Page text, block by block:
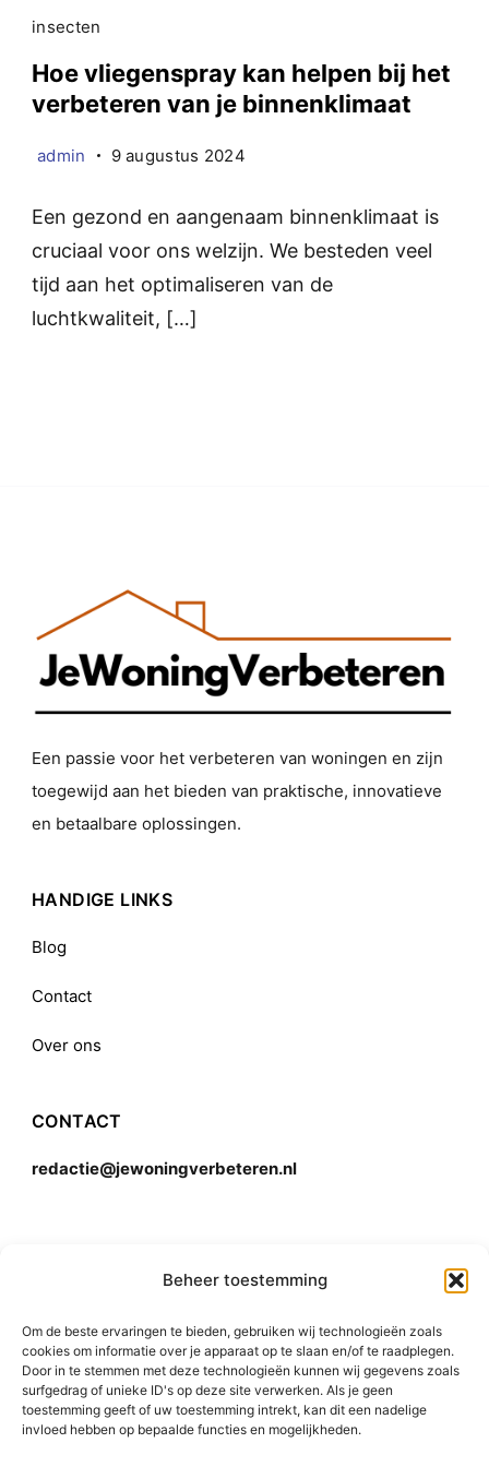
Beheer toestemming
Om de beste ervaringen te bieden, gebruiken wij technologieën zoals
cookies om informatie over je apparaat op te slaan en/of te raadplegen.
Door in te stemmen met deze technologieën kunnen wij gegevens zoals
surfgedrag of unieke ID's op deze site verwerken. Als je geen
toestemming geeft of uw toestemming intrekt, kan dit een nadelige
invloed hebben op bepaalde functies en mogelijkheden.
insecten
Hoe vliegenspray kan helpen bij het
verbeteren van je binnenklimaat
admin 9 augustus 2024
Een gezond en aangenaam binnenklimaat is
cruciaal voor ons welzijn. We besteden veel
tijd aan het optimaliseren van de
luchtkwaliteit, […]
Een passie voor het verbeteren van woningen en zijn
toegewijd aan het bieden van praktische, innovatieve
en betaalbare oplossingen.
HANDIGE LINKS
Blog
Contact
Over ons
CONTACT
redactie@jewoningverbeteren.nl
Disclaimer